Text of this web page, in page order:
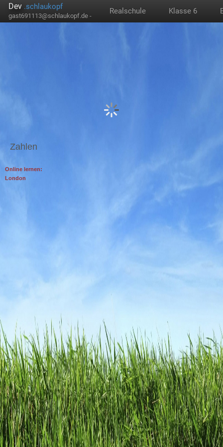
Dev .schlaukopf
gast691113@schlaukopf.de -
Realschule Klasse 6
Zahlen
Online lernen:
London